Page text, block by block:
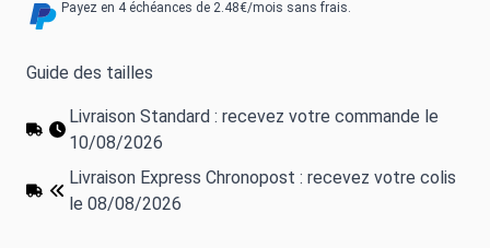
Payez en 4 échéances de 2.48€/mois sans frais.
Guide des tailles
Livraison Standard : recevez votre commande le
10/08/2026
Livraison Express Chronopost : recevez votre colis
le 08/08/2026